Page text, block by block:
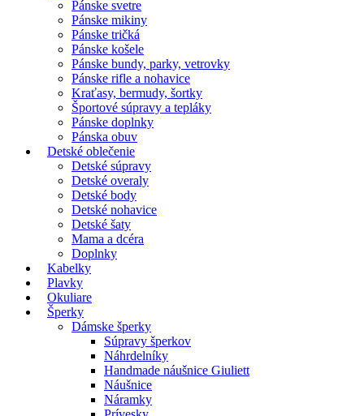
Pánske svetre
Pánske mikiny
Pánske tričká
Pánske košele
Pánske bundy, parky, vetrovky
Pánske rifle a nohavice
Kraťasy, bermudy, šortky
Športové súpravy a tepláky
Pánske doplnky
Pánska obuv
Detské oblečenie
Detské súpravy
Detské overaly
Detské body
Detské nohavice
Detské šaty
Mama a dcéra
Doplnky
Kabelky
Plavky
Okuliare
Šperky
Dámske šperky
Súpravy šperkov
Náhrdelníky
Handmade náušnice Giuliett
Náušnice
Náramky